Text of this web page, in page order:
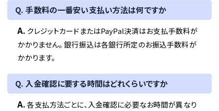
Q. 手数料の一番安い支払い方法は何ですか
A. クレジットカードまたはPayPal決済はお支払手数料が
かかりません。 銀行振込は各銀行所定のお振込手数料が
かかります。
Q. 入金確認に要する時間はどれくらいですか
A.各支払方法ごとに、入金確認に必要なお時間が異なり